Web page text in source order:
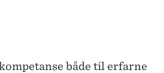
både til erfarne